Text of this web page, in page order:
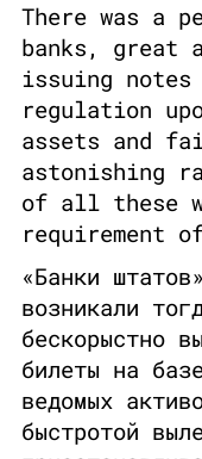
There was a
banks, great
issuing
regulation
assets and
astonishing
of all these
requirement
«Банки
возникали
бескорыстно
билеты на
ведомых
быстротой